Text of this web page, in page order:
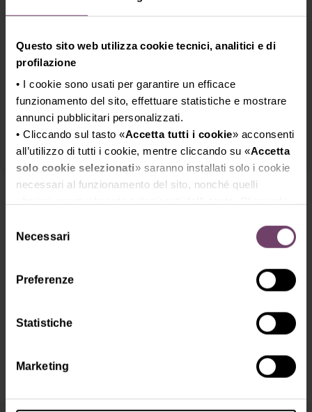
Questo sito web utilizza cookie tecnici, analitici e di
profilazione
• I cookie sono usati per garantire un efficace
funzionamento del sito, effettuare statistiche e mostrare
annunci pubblicitari personalizzati.
• Cliccando sul tasto «Accetta tutti i cookie» acconsenti
all’utilizzo di tutti i cookie, mentre cliccando su «Accetta
solo cookie selezionati» saranno installati solo i cookie
necessari al funzionamento del sito, nonché quelli
tecnici.
dettaglio i singoli cookie e le terze parti che installano i
cookie tramite il presente sito.
delNecessari
Preferenze
Statistiche
Marketing
Movimento Turismo del Vino
Partners
Centro Studi Enoturistici e
Oleoturistici CESEO dell’Università
LUMSA
Speakers
Violante Gardini Cinelli Colombini